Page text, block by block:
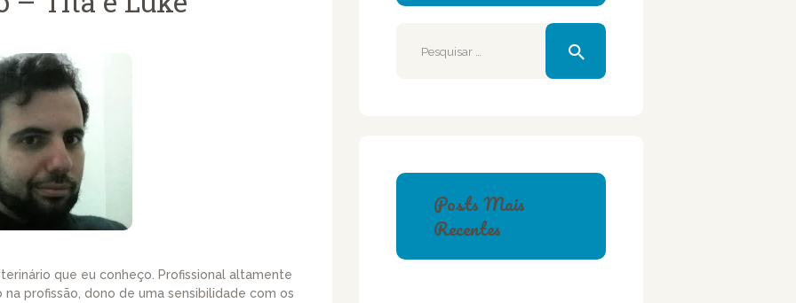
que eu conheço. Profissional altamente
profissão, dono de uma sensibilidade com os
Posts Mais
Recentes